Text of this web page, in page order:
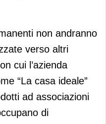
non andranno
verso altri
cui l’azienda
“La casa ideale”
ad associazioni
di